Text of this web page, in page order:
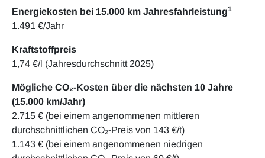
Energiekosten bei 15.000 km Jahresfahrleistung1
1.491 €/Jahr
Kraftstoffpreis
1,74 €/l (Jahresdurchschnitt 2025)
Mögliche CO₂-Kosten über die nächsten 10 Jahre
(15.000 km/Jahr)
2.715 € (bei einem angenommenen mittleren
durchschnittlichen CO₂-Preis von 143 €/t)
1.143 € (bei einem angenommenen niedrigen